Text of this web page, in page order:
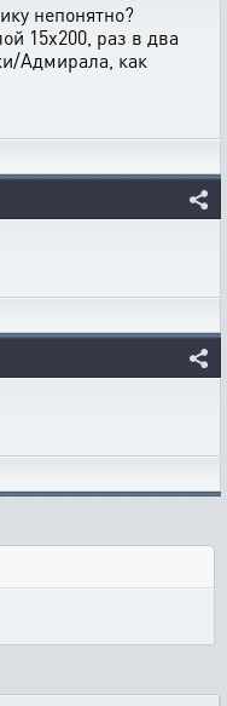
непонятно?
15x200, раз в два
Адмирала, как